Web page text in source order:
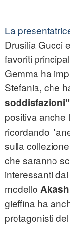
La
Drusilia Gucci
favoriti
Gemma ha
Stefania, che
soddisfazioni"
positiva anche
ricordando
sulla
che saranno
interessanti
modello
gieffina ha
protagonisti